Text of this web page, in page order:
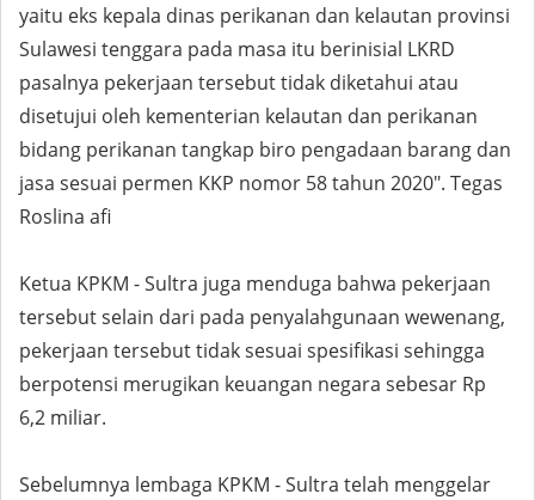
yaitu eks kepala dinas perikanan dan kelautan provinsi
Sulawesi tenggara pada masa itu berinisial LKRD
pasalnya pekerjaan tersebut tidak diketahui atau
disetujui oleh kementerian kelautan dan perikanan
bidang perikanan tangkap biro pengadaan barang dan
jasa sesuai permen KKP nomor 58 tahun 2020". Tegas
Roslina afi
Ketua KPKM - Sultra juga menduga bahwa pekerjaan
tersebut selain dari pada penyalahgunaan wewenang,
pekerjaan tersebut tidak sesuai spesifikasi sehingga
berpotensi merugikan keuangan negara sebesar Rp
6,2 miliar.
Sebelumnya lembaga KPKM - Sultra telah menggelar